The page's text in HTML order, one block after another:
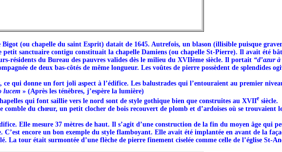
(ou chapelle du saint Esprit) datait de 1645. Autrefois, un blason (illisible puisque
petit sanctuaire contigu constituait la chapelle Damiens (ou chapelle St-Pierre). Il avait été
résidents du Bureau des pauvres valides dès le milieu du XVIIème siècle. Il portait “d’azur
de deux bas-côtés de même longueur. Les voûtes de pierre possèdent de splendides
qui donne un fort joli aspect à l’édifice. Les balustrades qui l’entouraient au premier
lucem » (Après les ténèbres, j’espère la lumière)
qui font saillie vers le nord sont de style gothique bien que construites au XVIIe siècle.
du chœur, un petit clocher de bois recouvert de plomb et d’ardoises où se trouvaient
Elle mesure 37 mètres de haut. Il s’agit d’une construction de la fin du moyen âge qui
encore un bon exemple du style flamboyant. Elle avait été implantée en avant de la
tour était surmontée d’une flèche de pierre finement ciselée comme celle de l’église St-